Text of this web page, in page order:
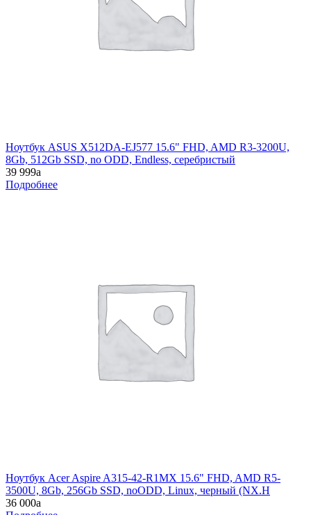
Ноутбук ASUS X512DA-EJ577 15.6" FHD, AMD R3-3200U,
8Gb, 512Gb SSD, no ODD, Endless, серебристый
39 999a
Подробнее
Ноутбук Acer Aspire A315-42-R1MX 15.6" FHD, AMD R5-
3500U, 8Gb, 256Gb SSD, noODD, Linux, черный (NX.H
36 000a